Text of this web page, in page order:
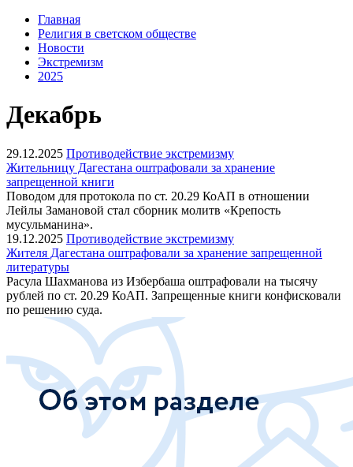
Главная
Религия в светском обществе
Новости
Экстремизм
2025
Декабрь
29.12.2025 Противодействие экстремизму
Жительницу Дагестана оштрафовали за хранение
запрещенной книги
Поводом для протокола по ст. 20.29 КоАП в отношении
Лейлы Замановой стал сборник молитв «Крепость
мусульманина».
19.12.2025 Противодействие экстремизму
Жителя Дагестана оштрафовали за хранение запрещенной
литературы
Расула Шахманова из Избербаша оштрафовали на тысячу
рублей по ст. 20.29 КоАП. Запрещенные книги конфисковали
по решению суда.